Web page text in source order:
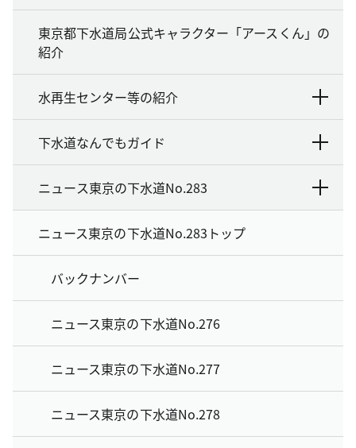
東京都下水道局公式キャラクター「アースくん」の
紹介
水再生センター等の紹介
下水道なんでもガイド
ニュース東京の下水道No.283
ニュース東京の下水道No.283トップ
バックナンバー
ニュース東京の下水道No.276
ニュース東京の下水道No.277
ニュース東京の下水道No.278